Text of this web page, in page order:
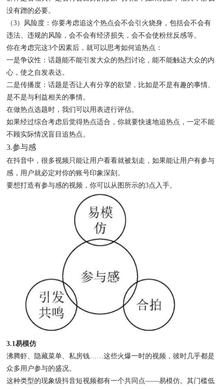
没有蹭的必要。
（3）风险度：你要考虑追这个热点会不会引火烧身，包括会不会有
违法、违规的风险，会不会有经济损失，会不会使粉丝反感等。
你在考虑完这3个因素后，就可以思考如何追热点：
一是争议性：话题能不能引发大众的热烈讨论，能不能触达大众的内
心，使之自发表达。
二是传播度：话题是否让人有分享的欲望，比如是不是有趣的事情、
是不是与利益相关的事情。
在做热点选题时，我们可以用表进行评估。
如果经过综合考虑后觉得热点适合，你就要快速地追热点，一定不能
不顾实际情况盲目追热点。
3.参与感
在抖音中，很多视频只能让用户看看就被划走，如果能让用户有参与
感，用户就必定对你的账号印象深刻。
要想打造有参与感的视频，你可以从图所示的3点入手。
3.1易模仿
沸腾虾、隐藏菜单、私房钱……这些火爆一时的视频，彼时几乎都是
众多用户参与的盛况。
这种类型的现象级抖音短视频都有一个共同点——易模仿。其门槛低